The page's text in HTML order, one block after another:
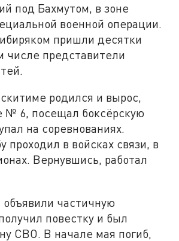
под Бахмутом, в зоне
военной операции.
пришли десятки
числе представители
родился и вырос,
№ 6, посещал боксёрскую
на соревнованиях.
проходил в войсках связи, в
Вернувшись, работал
объявили частичную
повестку и был
СВО. В начале мая погиб,